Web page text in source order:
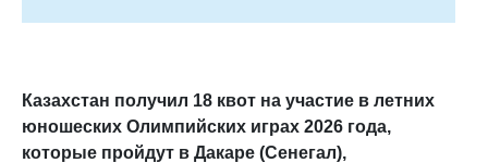
Казахстан получил 18 квот на участие в летних
юношеских Олимпийских играх 2026 года,
которые пройдут в Дакаре (Сенегал),